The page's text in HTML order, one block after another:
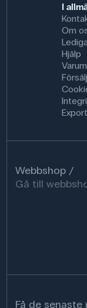
I
Om
Hjälp
Webbshop
Gå till
Få de senaste